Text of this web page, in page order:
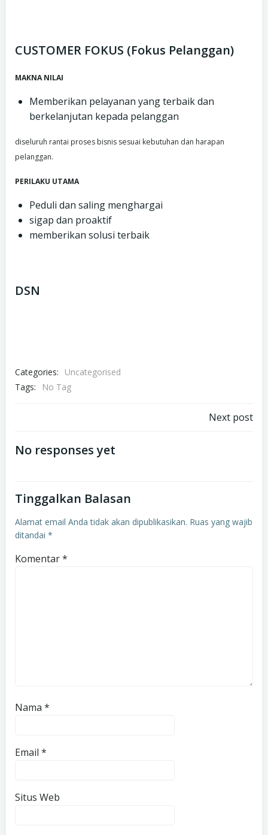
CUSTOMER FOKUS (Fokus Pelanggan)
MAKNA NILAI
Memberikan pelayanan yang terbaik dan
berkelanjutan kepada pelanggan
diseluruh rantai proses bisnis sesuai kebutuhan dan harapan
pelanggan.
PERILAKU UTAMA
Peduli dan saling menghargai
sigap dan proaktif
memberikan solusi terbaik
DSN
Categories:
Uncategorised
Tags:
No Tag
NavigasiNext post
No responses yet
Tinggalkan Balasan
Alamat email Anda tidak akan dipublikasikan. Ruas yang wajib
ditandai *
Komentar*
Nama *
Email *
Situs Web